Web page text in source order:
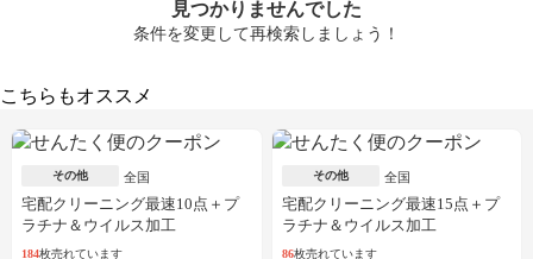
見つかりませんでした
条件を変更して再検索しましょう！
こちらもオススメ
その他 全国
宅配クリーニング最速10点＋プ
ラチナ＆ウイルス加工
184枚売れています
その他 全国
宅配クリーニング最速15点＋プ
ラチナ＆ウイルス加工
86枚売れています